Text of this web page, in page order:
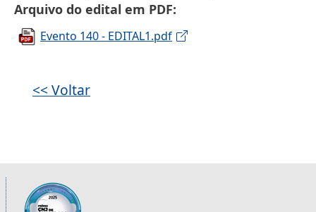
Arquivo do edital em PDF
Evento 140 - EDITAL1.pdf
<< Voltar
Informações úteis sobre os órgãos da 2ª
Imagem